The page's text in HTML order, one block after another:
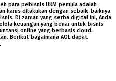
para pebisnis UKM pemula adalah
harus dilakukan dengan sebaik-baiknya
Di zaman yang serba digital ini, Anda
keuangan yang benar untuk bisnis
online yang berbasis cloud.
Berikut bagaimana AOL dapat